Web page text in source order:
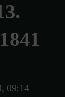
09:14